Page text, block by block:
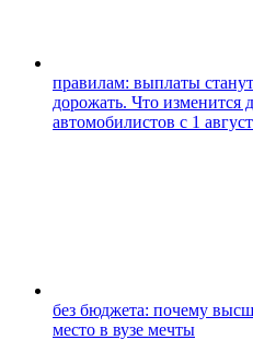
правилам: выплаты
дорожать. Что изменится
автомобилистов с 1
без бюджета: почему
место в вузе мечты